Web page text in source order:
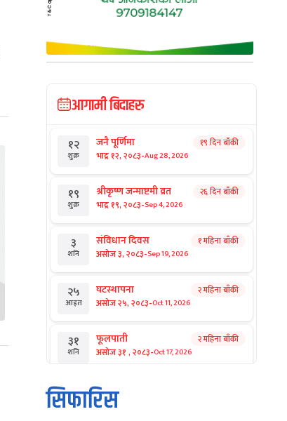
आगामी बिदाहरु
१२
शुक्र
जनै पूर्णिमा
भाद्र १२, २०८३-Aug 28, 2026
१९ दिन बाँकी
१९
शुक्र
श्रीकृष्ण जन्माष्टमी व्रत
भाद्र १९, २०८३-Sep 4, 2026
२६ दिन बाँकी
३
शनि
संविधान दिवस
असोज ३, २०८३-Sep 19, 2026
१ महिना बाँकी
२५
आइत
घटस्थापना
असोज २५, २०८३-Oct 11, 2026
२ महिना बाँकी
३१
शनि
फूलपाती
असोज ३१ , २०८३-Oct 17, 2026
२ महिना बाँकी
१
आइत
कार्तिक सङ्क्रान्ति
कार्तिक १, २०८३
सिफारिस